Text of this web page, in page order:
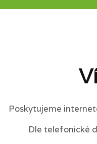
Poskytujeme
Dle telefonické